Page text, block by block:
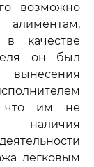
возможно
качестве
он был
что им не
наличия
легковым